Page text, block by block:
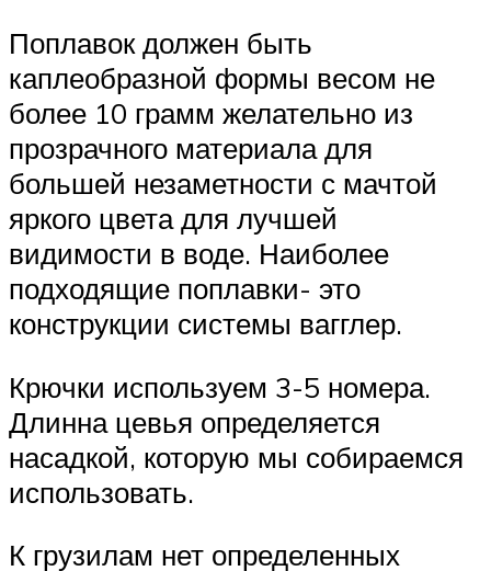
Поплавок должен быть
каплеобразной формы весом не
более 10 грамм желательно из
прозрачного материала для
большей незаметности с мачтой
яркого цвета для лучшей
видимости в воде. Наиболее
подходящие поплавки- это
конструкции системы вагглер.
Крючки используем 3-5 номера.
Длинна цевья определяется
насадкой, которую мы собираемся
использовать.
К грузилам нет определенных